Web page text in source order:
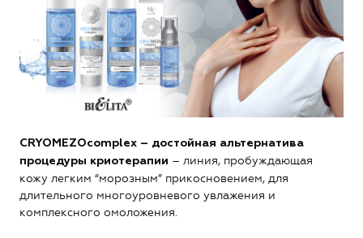
CRYOMEZOcomplex – достойная альтернатива
процедуры криотерапии – линия, пробуждающая
кожу легким “морозным” прикосновением, для
длительного многоуровневого увлажения и
комплексного омоложения.